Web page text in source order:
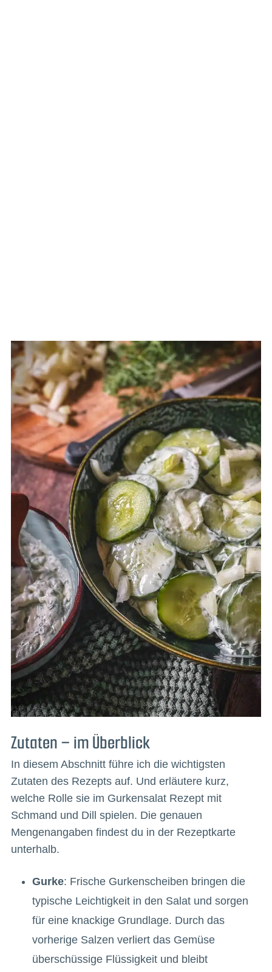
Zutaten – im Überblick
In diesem Abschnitt führe ich die wichtigsten
Zutaten des Rezepts auf. Und erläutere kurz,
welche Rolle sie im Gurkensalat Rezept mit
Schmand und Dill spielen. Die genauen
Mengenangaben findest du in der Rezeptkarte
unterhalb.
Gurke: Frische Gurkenscheiben bringen die
typische Leichtigkeit in den Salat und sorgen
für eine knackige Grundlage. Durch das
vorherige Salzen verliert das Gemüse
überschüssige Flüssigkeit und bleibt